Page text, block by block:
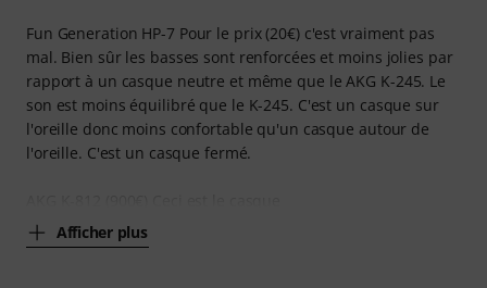
Fun Generation HP-7 Pour le prix (20€) c'est vraiment pas
mal. Bien sûr les basses sont renforcées et moins jolies par
rapport à un casque neutre et même que le AKG K-245. Le
son est moins équilibré que le K-245. C'est un casque sur
l'oreille donc moins confortable qu'un casque autour de
l'oreille. C'est un casque fermé.
Afficher plus